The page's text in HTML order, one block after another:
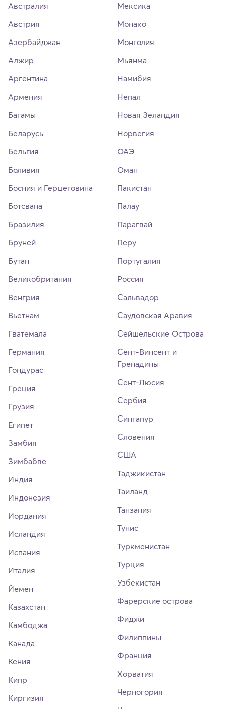
Австралия
Австрия
Азербайджан
Алжир
Аргентина
Армения
Багамы
Беларусь
Бельгия
Боливия
Босния и Герцеговина
Ботсвана
Бразилия
Бруней
Бутан
Великобритания
Венгрия
Вьетнам
Гватемала
Германия
Гондурас
Греция
Грузия
Египет
Замбия
Зимбабве
Индия
Индонезия
Иордания
Исландия
Испания
Италия
Йемен
Казахстан
Камбоджа
Канада
Кения
Кипр
Киргизия
Мексика
Монако
Монголия
Мьянма
Намибия
Непал
Новая Зеландия
Норвегия
ОАЭ
Оман
Пакистан
Палау
Парагвай
Перу
Португалия
Россия
Сальвадор
Саудовская Аравия
Сейшельские Острова
Сент-Винсент и
Гренадины
Сент-Люсия
Сербия
Сингапур
Словения
США
Таджикистан
Таиланд
Танзания
Тунис
Туркменистан
Турция
Узбекистан
Фарерские острова
Фиджи
Филиппины
Франция
Хорватия
Черногория